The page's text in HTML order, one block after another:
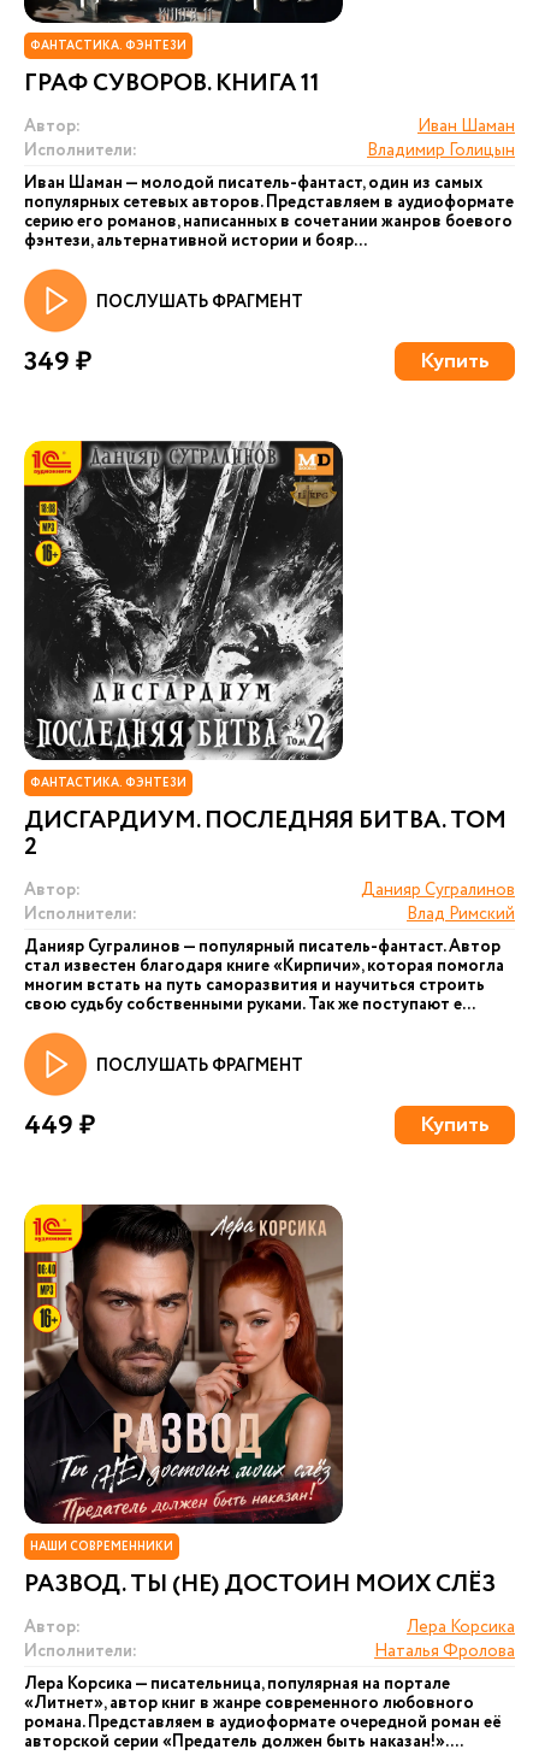
ФАНТАСТИКА. ФЭНТЕЗИ
ГРАФ СУВОРОВ. КНИГА 11
Автор:
Иван Шаман
Исполнители:
Владимир Голицын
Иван Шаман — молодой писатель-фантаст, один из самых
популярных сетевых авторов. Представляем в аудиоформате
серию его романов, написанных в сочетании жанров боевого
фэнтези, альтернативной истории и бояр...
ПОСЛУШАТЬ ФРАГМЕНТ
349 ₽ Купить
ФАНТАСТИКА. ФЭНТЕЗИ
ДИСГАРДИУМ. ПОСЛЕДНЯЯ БИТВА. ТОМ
2
Автор:
Данияр Сугралинов
Исполнители:
Влад Римский
Данияр Сугралинов — популярный писатель-фантаст. Автор
стал известен благодаря книге «Кирпичи», которая помогла
многим встать на путь саморазвития и научиться строить
свою судьбу собственными руками. Так же поступают е...
ПОСЛУШАТЬ ФРАГМЕНТ
449 ₽ Купить
НАШИ СОВРЕМЕННИКИ
РАЗВОД. ТЫ (НЕ) ДОСТОИН МОИХ СЛЁЗ
Автор:
Лера Корсика
Исполнители:
Наталья Фролова
Лера Корсика — писательница, популярная на портале
«Литнет», автор книг в жанре современного любовного
романа. Представляем в аудиоформате очередной роман её
авторской серии «Предатель должен быть наказан!». ...